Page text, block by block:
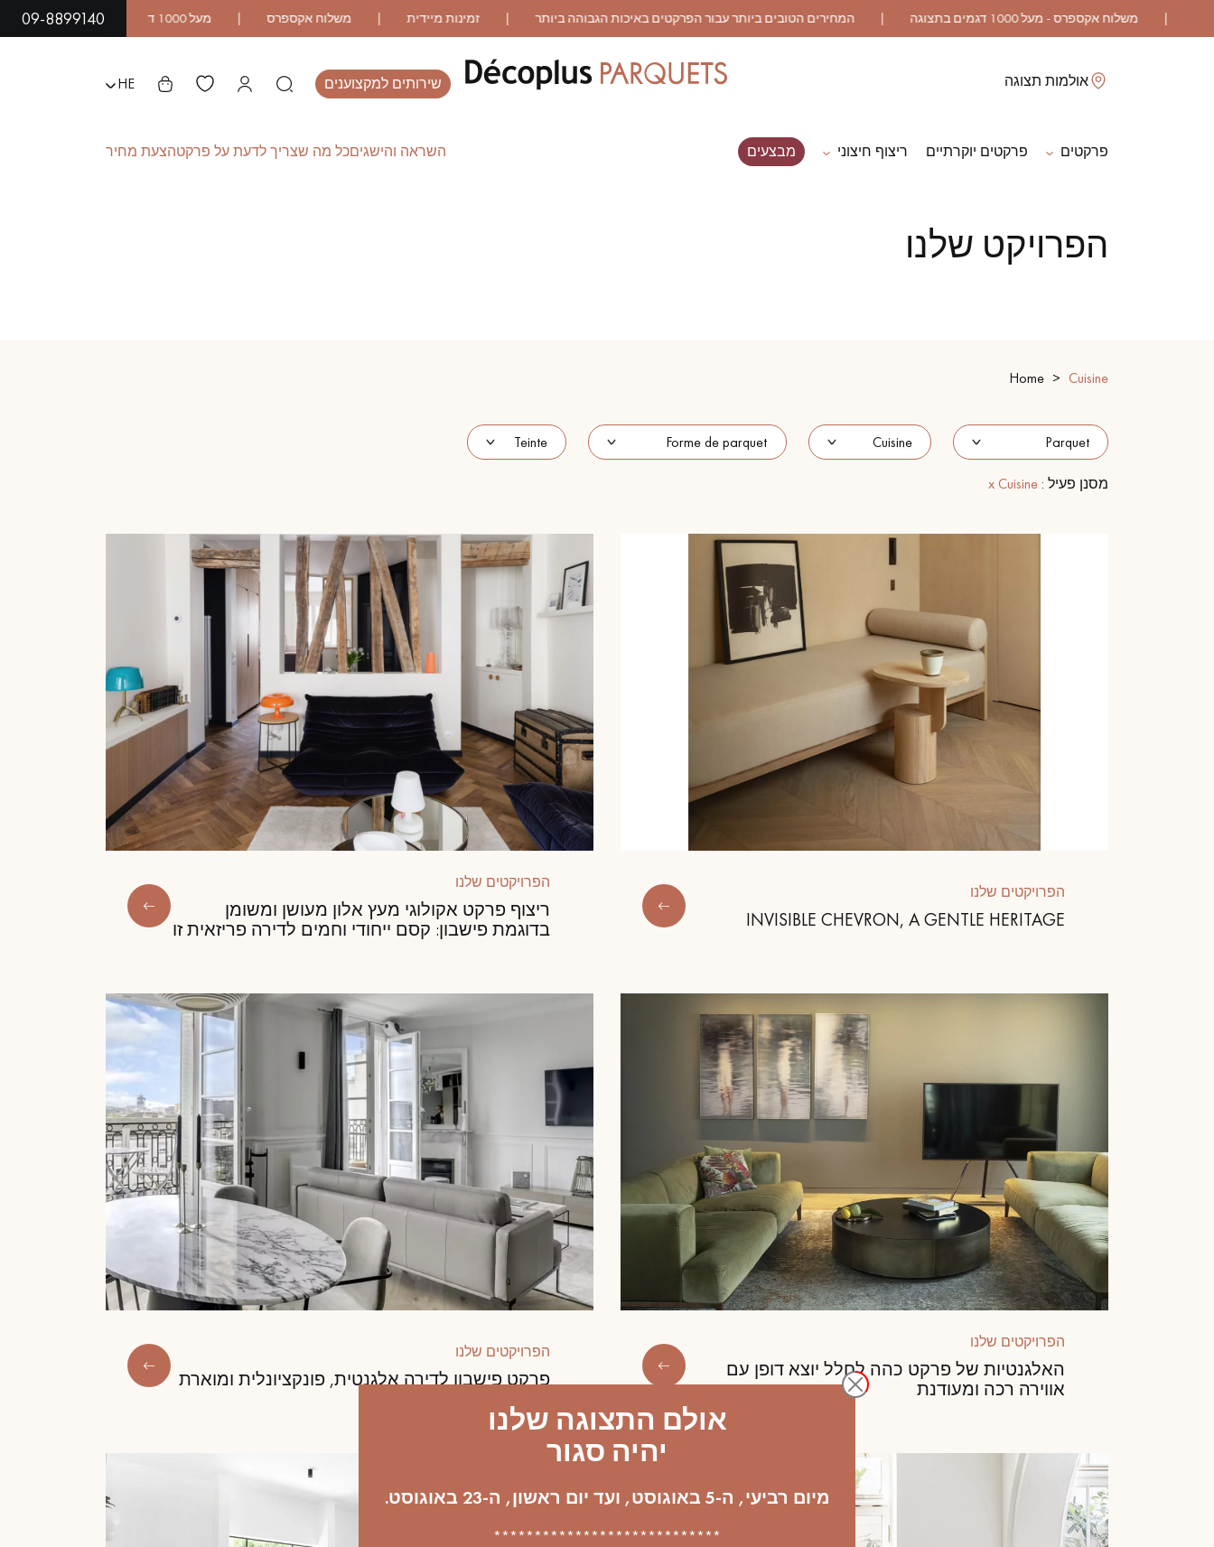
09-8899140
אולמות תצוגה שירותים למקצוענים HE
פרקטים פרקטים יוקרתיים ריצוף חיצוני מבצעים השראה והישגיםכל מה שצריך לדעת על פרקטהצעת מחיר
פרקט גושני
?יש לכם פרויקט חדש
המומחים שלנו עומדים לרשותכם כדי להדריך אותכם שלב אחר שלב בבחירה ובהתקנה של הפרקט שלכם.
קבל שיחה חוזרת מיועץ של
דקופלוס פרקטים.
קבעו פגישה מותאמת אישית. קבלו הצעת מחיר בחינם!
הפרויקט שלנו
Home Cuisine
מסנן פעיל : x Cuisine
הפרויקטים שלנו
INVISIBLE CHEVRON, A GENTLE HERITAGE
הפרויקטים שלנו
ריצוף פרקט אקולוגי מעץ אלון מעושן ומשומן
בדוגמת פישבון: קסם ייחודי וחמים לדירה פריזאית זו
הפרויקטים שלנו
האלגנטיות של פרקט כהה לחלל יוצא דופן עם
אווירה רכה ומעודנת
הפרויקטים שלנו
פרקט פישבון לדירה אלגנטית, פונקציונלית ומוארת
אולם התצוגה שלנו
יהיה סגור
מיום רביעי, ה-5 באוגוסט, ועד יום ראשון, ה-23 באוגוסט.
****************************